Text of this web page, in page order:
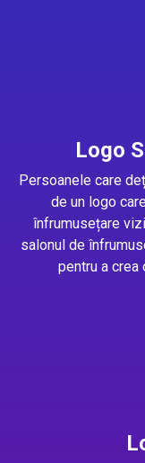
Logo
Persoanele care
de un logo
înfrumusețare
salonul de
pentru a crea